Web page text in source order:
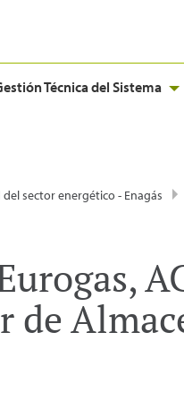
Técnica del Sistema
sector energético - Enagás
de